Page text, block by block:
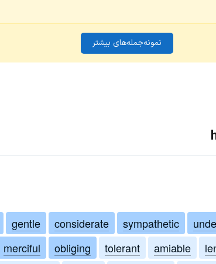
نمونه‌جمله‌های بیشتر
gentle considerate sympathetic
merciful obliging tolerant amiable